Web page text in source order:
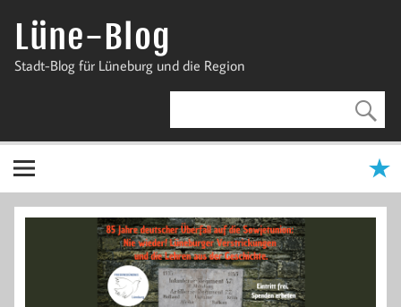
InhaltLüne-Blog
Stadt-Blog für Lüneburg und die Region